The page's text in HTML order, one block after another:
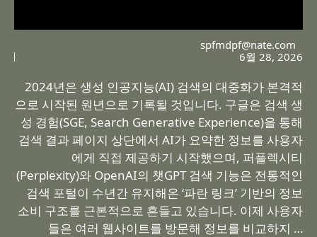
spfmdpf@nate.com
6월 28, 2026
2024년은 생성 인공지능(AI) 검색의 대중화가 본격적
으로 시작된 원년으로 기록될 것입니다. 구글은 검색 생
성 경험(SGE, Search Generative Experience)을 통해
검색 결과 페이지 상단에서 AI가 요약한 정보를 사용자
에게 직접 제공하기 시작했으며, 퍼플렉시티
(Perplexity)와 OpenAI의 챗GPT 검색 기능은 전통적인
검색 포털이 수년간 유지해온 ‘파란 링크’ 기반의 정보
소비 구조를 근본적으로 흔들고 있습니다. 이제 사용자
들은 여러 웹사이트를 방문해 정보를 비교하지 …